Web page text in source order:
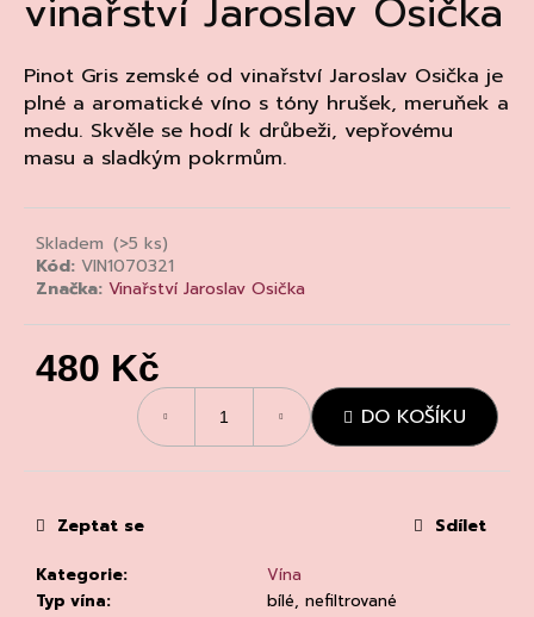
vinařství Jaroslav Osička
Pinot Gris zemské od vinařství Jaroslav Osička je
plné a aromatické víno s tóny hrušek, meruňek a
medu. Skvěle se hodí k drůbeži, vepřovému
masu a sladkým pokrmům.
Skladem (>5 ks)
Kód: VIN1070321
Značka: Vinařství Jaroslav Osička
480 Kč
DO KOŠÍKU
Kategorie:
Vína
Typ vína:
bílé, nefiltrované
Zeptat se Sdílet
a
j
í
t
?
HLEDAT
D